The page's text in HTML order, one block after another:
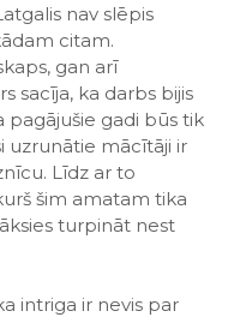
nav slēpis
citam.
gan arī
sacīja, ka darbs bijis
pagājušie gadi būs tik
uzrunātie mācītāji ir
Līdz ar to
šim amatam tika
turpināt nest
intriga ir nevis par